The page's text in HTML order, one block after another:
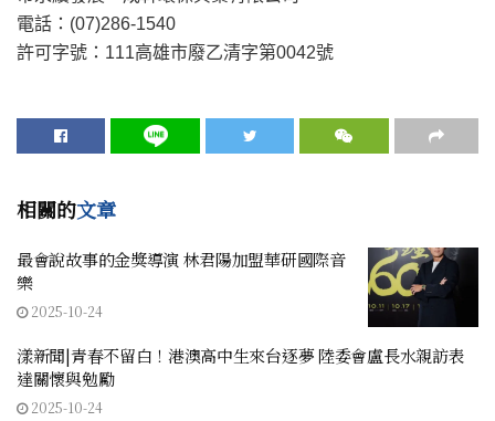
電話：(07)286-1540
許可字號：111高雄市廢乙清字第0042號
相關的文章
最會說故事的金獎導演 林君陽加盟華研國際音
樂
2025-10-24
漾新聞|青春不留白！港澳高中生來台逐夢 陸委會盧長水親訪表
達關懷與勉勵
2025-10-24